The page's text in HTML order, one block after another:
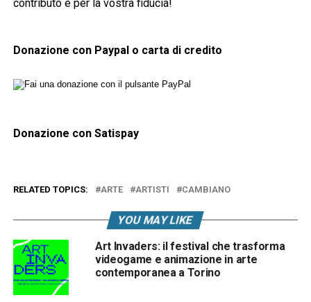
contributo e per la vostra fiducia!
Donazione con Paypal o carta di credito
Donazione con Satispay
RELATED TOPICS: ARTE ARTISTI CAMBIANO
YOU MAY LIKE
Art Invaders: il festival che trasforma
videogame e animazione in arte
contemporanea a Torino